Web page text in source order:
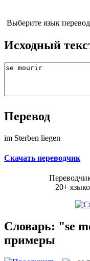
Выберите язык
Исходный
Перевод
im Sterben liegen
Скачать переводчик
20+
Словарь: "se
примеры